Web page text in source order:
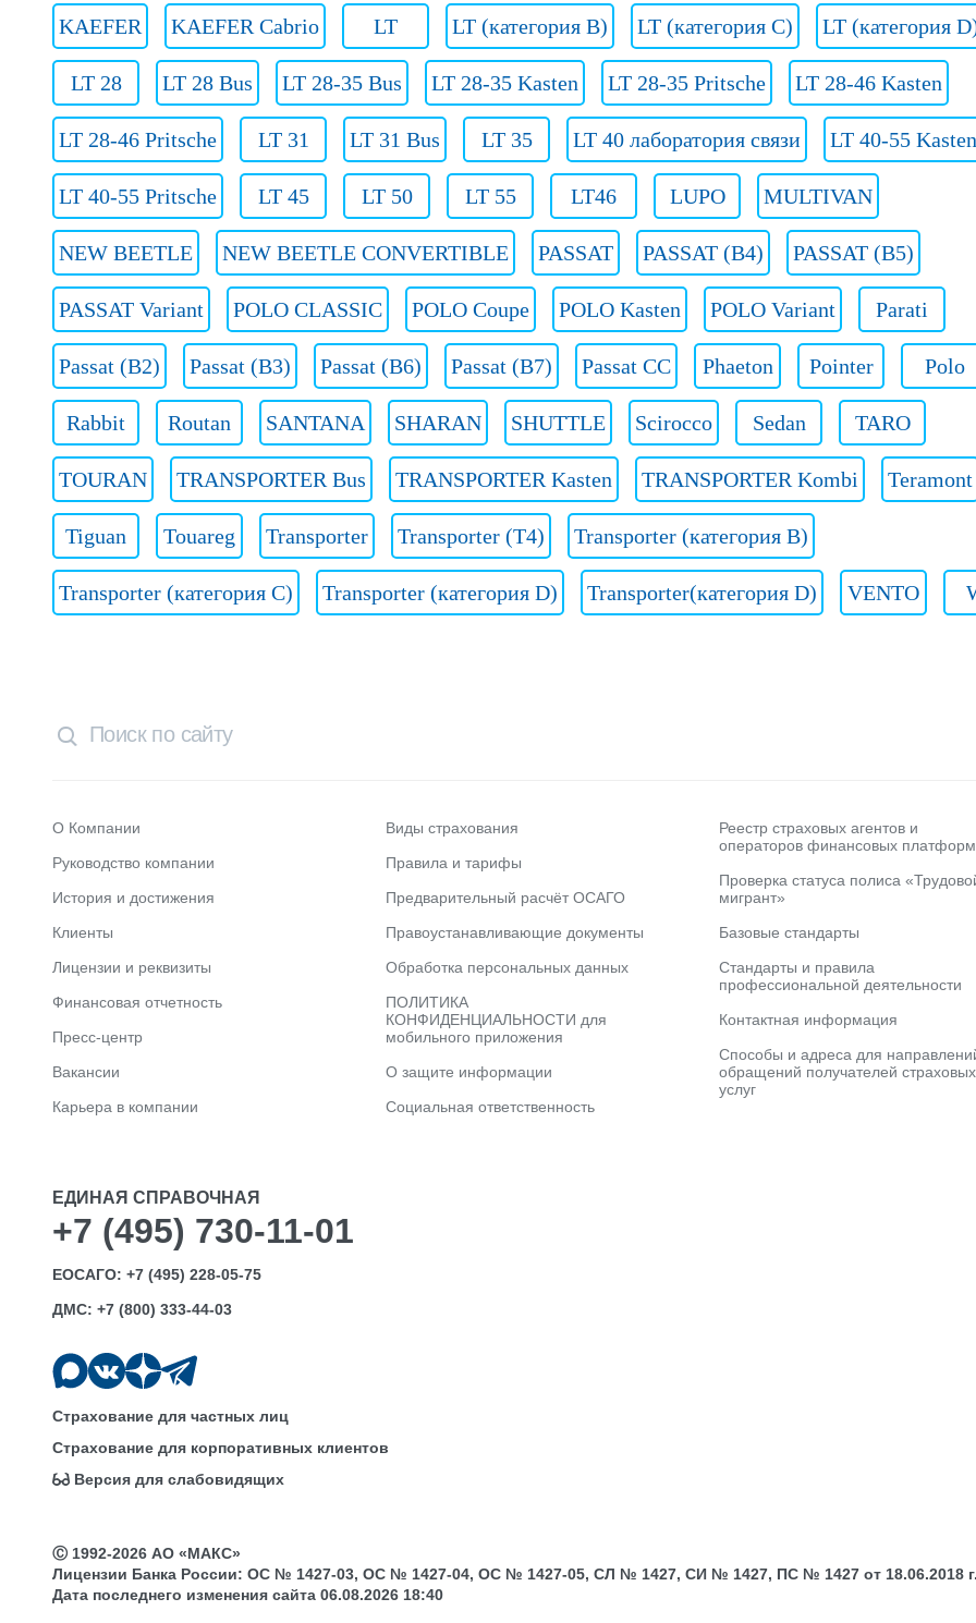
KAEFER KAEFER Cabrio LT LT (категория B) LT (категория C) LT (категория
LT 28 LT 28 Bus LT 28-35 Bus LT 28-35 Kasten LT 28-35 Pritsche LT 28-46 Kasten
LT 28-46 Pritsche LT 31 LT 31 Bus LT 35 LT 40 лаборатория связи LT 40-55 Kasten
LT 40-55 Pritsche LT 45 LT 50 LT 55 LT46 LUPO MULTIVAN
NEW BEETLE NEW BEETLE CONVERTIBLE PASSAT PASSAT (B4) PASSAT (B5)
PASSAT Variant POLO CLASSIC POLO Coupe POLO Kasten POLO Variant Parati
Passat (B2) Passat (B3) Passat (B6) Passat (B7) Passat CC Phaeton Pointer Polo
Rabbit Routan SANTANA SHARAN SHUTTLE Scirocco Sedan TARO
TOURAN TRANSPORTER Bus TRANSPORTER Kasten TRANSPORTER Kombi Teramont
Tiguan Touareg Transporter Transporter (T4) Transporter (категория B)
Transporter (категория C) Transporter (категория D) Transporter(категория D) VENTO
О Компании
Руководство компании
История и достижения
Клиенты
Лицензии и реквизиты
Финансовая отчетность
Пресс-центр
Вакансии
Карьера в компании
Виды страхования
Правила и тарифы
Предварительный расчёт ОСАГО
Правоустанавливающие документы
Обработка персональных данных
ПОЛИТИКА
КОНФИДЕНЦИАЛЬНОСТИ для
мобильного приложения
О защите информации
Социальная ответственность
Реестр страховых агентов и
операторов финансовых платформ
Проверка статуса полиса
мигрант»
Базовые стандарты
Стандарты и правила
профессиональной деятельности
Контактная информация
Способы и адреса для
обращений получателей страховых
услуг
ЕДИНАЯ СПРАВОЧНАЯ
+7 (495) 730-11-01
ЕОСАГО: +7 (495) 228-05-75
ДМС: +7 (800) 333-44-03
Страхование для частных лиц
Страхование для корпоративных клиентов
Версия для слабовидящих
Ⓒ 1992-2026 АО «МАКС»
Лицензии Банка России: ОС № 1427-03, ОС № 1427-04, ОС № 1427-05, СЛ № 1427, СИ № 1427, ПС № 1427 от 18.06.2018
Дата последнего изменения сайта 06.08.2026 18:40